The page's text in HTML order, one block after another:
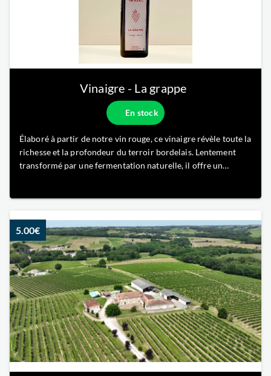
Vinaigre - La grappe
En stock
Élaboré à partir de notre vin rouge, ce vinaigre révèle toute la
richesse et la profondeur du terroir bordelais. Lentement
transformé par une fermentation naturelle, il offre un
5.00€